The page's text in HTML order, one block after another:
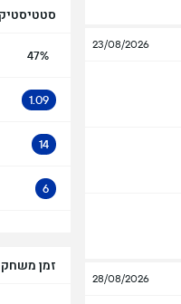
23/08/2026
28/08/2026
47%
1.09
14
6
זמן משחק